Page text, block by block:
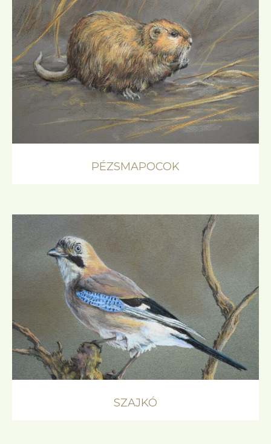
PÉZSMAPOCOK
SZAJKÓ